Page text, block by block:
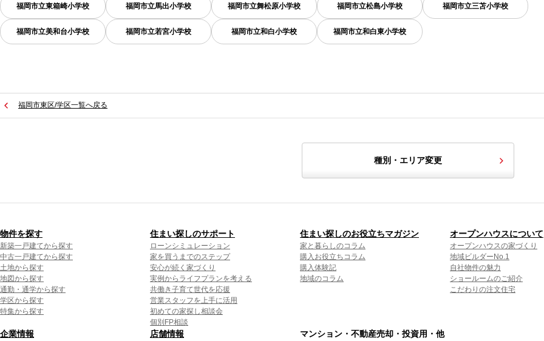
福岡市立東箱崎小学校 福岡市立馬出小学校 福岡市立舞松原小学校 福岡市立松島小学校 福岡市立三苫小学校
福岡市立美和台小学校 福岡市立若宮小学校 福岡市立和白小学校 福岡市立和白東小学校
福岡市東区/学区一覧へ戻る
種別・エリア変更
物件を探す
新築一戸建てから探す
中古一戸建てから探す
土地から探す
地図から探す
通勤・通学から探す
学区から探す
特集から探す
住まい探しのサポート
ローンシミュレーション
家を買うまでのステップ
安心が続く家づくり
実例からライフプランを考える
共働き子育て世代を応援
営業スタッフを上手に活用
初めての家探し相談会
個別FP相談
住まい探しのお役立ちマガジン
家と暮らしのコラム
購入お役立ちコラム
購入体験記
地域のコラム
オープンハウスについて
オープンハウスの家づくり
地域ビルダーNo.1
自社物件の魅力
ショールームのご紹介
こだわりの注文住宅
企業情報 店舗情報 マンション・不動産売却・投資用・他